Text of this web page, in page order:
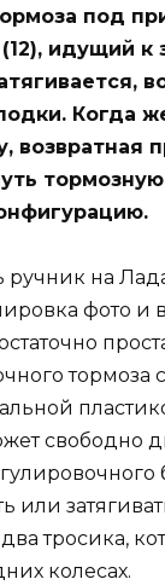
под
идущий к
Когда
возвратная
тормоза
свободно
или
тросика,
колесах.